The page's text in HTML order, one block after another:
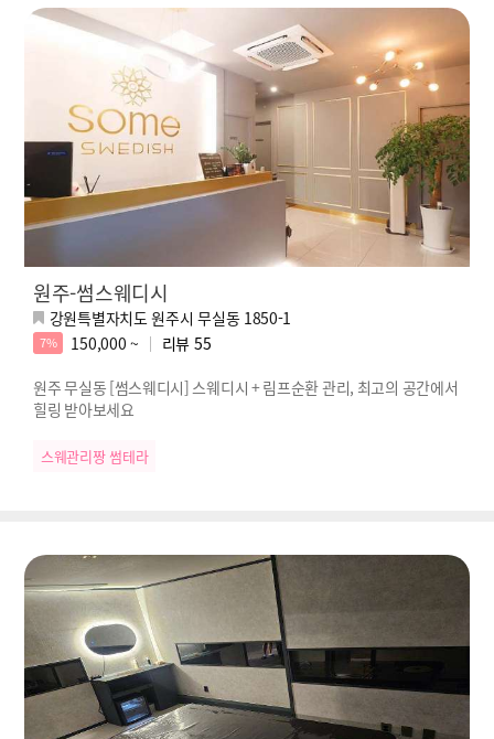
원주-썸스웨디시
강원특별자치도 원주시 무실동 1850-1
7% 150,000 ~ 리뷰 55
원주 무실동 [썸스웨디시] 스웨디시 + 림프순환 관리, 최고의 공간에서
힐링 받아보세요
스웨관리짱 썸테라